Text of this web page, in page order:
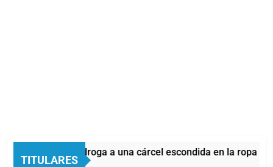
TITULARES
ingresar droga a una cárcel escondida en la ropa de